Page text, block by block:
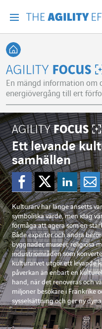
Tillbaka till
Agility Focus
En mängd information om
energiövergång till ert
Ett levande
samhällen
Dela på
Dela
Kulturarv har länge ansetts
symboliska värde, men idag
förmåga att agera som en
Både experter och andra
byggnader, museer, religiösa
industriområden som
kulturarvet utgör ett levande
påverkan än enbart en
hand, när det renoveras och
miljoner besökare i Frankrike
sysselsättning och ger ny